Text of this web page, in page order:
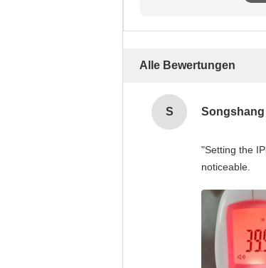
Alle Bewertungen
S Songshang
"Setting the
noticeable.